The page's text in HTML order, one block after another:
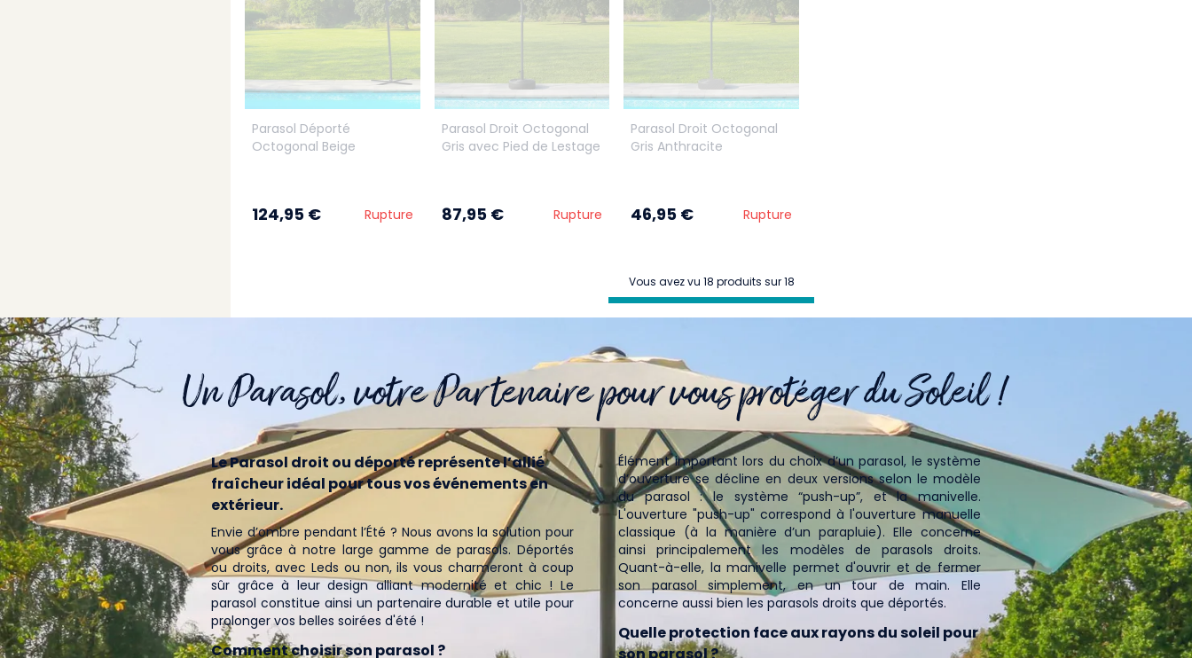
Parasol Déporté
Octogonal Beige
124,95 € Rupture
Parasol Droit Octogonal
Gris avec Pied de Lestage
87,95 € Rupture
Parasol Droit Octogonal
Gris Anthracite
46,95 € Rupture
Vous avez vu 18 produits sur 18
Un Parasol, votre Partenaire pour vous protéger du Soleil !
Le Parasol droit ou déporté représente l’allié
fraîcheur idéal pour tous vos événements en
extérieur.
Envie d’ombre pendant l’Été ? Nous avons la solution pour
vous grâce à notre large gamme de parasols. Déportés
ou droits, avec Leds ou non, ils vous charmeront à coup
sûr grâce à leur design alliant modernité et chic ! Le
parasol constitue ainsi un partenaire durable et utile pour
prolonger vos belles soirées d'été !
Comment choisir son parasol ?
Élément important lors du choix d’un parasol, le système
d’ouverture se décline en deux versions selon le modèle
du parasol : le système “push-up”, et la manivelle.
L'ouverture "push-up" correspond à l'ouverture manuelle
classique (à la manière d’un parapluie). Elle concerne
ainsi principalement les modèles de parasols droits.
Quant-à-elle, la manivelle permet d'ouvrir et de fermer
son parasol simplement, en un tour de main. Elle
concerne aussi bien les parasols droits que déportés.
Quelle protection face aux rayons du soleil pour